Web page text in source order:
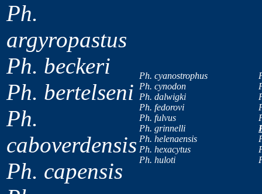
Ph.
argyropastus
Ph. beckeri
Ph. bertelseni
Ph.
caboverdensis
Ph. capensis
Ph. cyanostrophus
Ph. cynodon
Ph. dalwigki
Ph. fedorovi
Ph. fulvus
Ph. grinnelli
Ph. helenaensis
Ph. hexacytus
Ph. huloti